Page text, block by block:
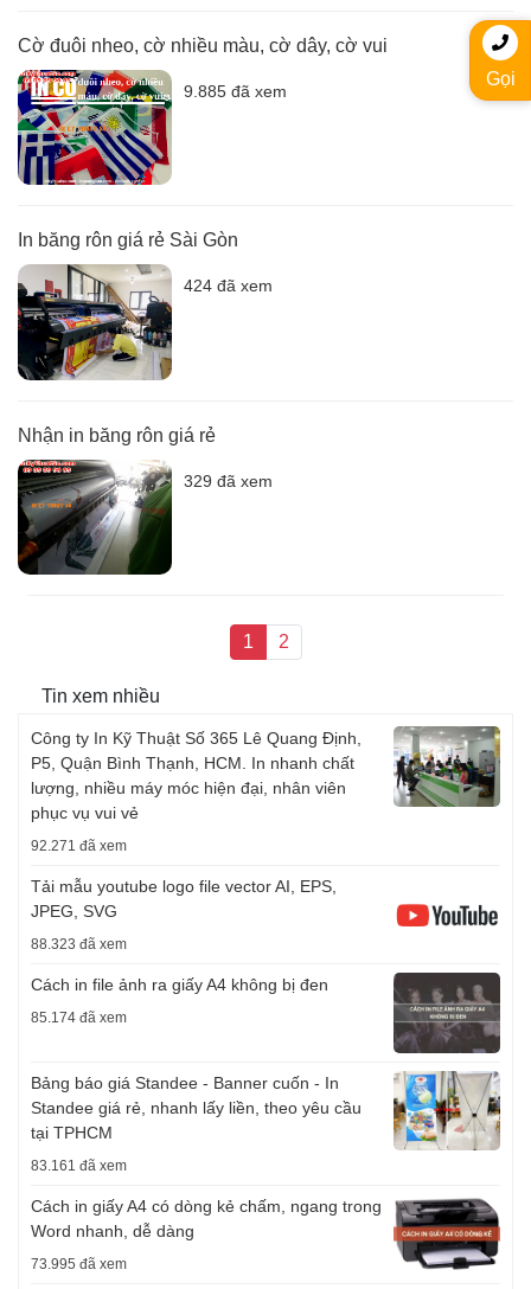
Cờ đuôi nheo, cờ nhiều màu, cờ dây, cờ vui
9.885 đã xem
In băng rôn giá rẻ Sài Gòn
424 đã xem
Nhận in băng rôn giá rẻ
329 đã xem
1 2
Tin xem nhiều
Công ty In Kỹ Thuật Số 365 Lê Quang Định,
P5, Quận Bình Thạnh, HCM. In nhanh chất
lượng, nhiều máy móc hiện đại, nhân viên
phục vụ vui vẻ
92.271 đã xem
Tải mẫu youtube logo file vector AI, EPS,
JPEG, SVG
88.323 đã xem
Cách in file ảnh ra giấy A4 không bị đen
85.174 đã xem
Bảng báo giá Standee - Banner cuốn - In
Standee giá rẻ, nhanh lấy liền, theo yêu cầu
tại TPHCM
83.161 đã xem
Cách in giấy A4 có dòng kẻ chấm, ngang trong
Word nhanh, dễ dàng
73.995 đã xem
Gọi